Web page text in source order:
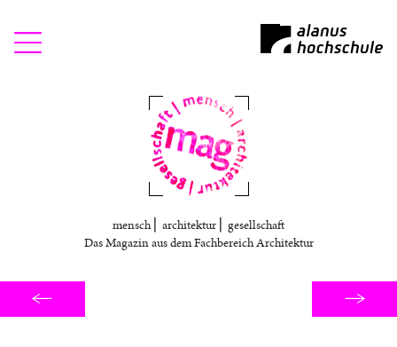
Mag
mensch ⎜ architektur ⎜ gesellschaft
Das Magazin aus dem Fachbereich Architektur